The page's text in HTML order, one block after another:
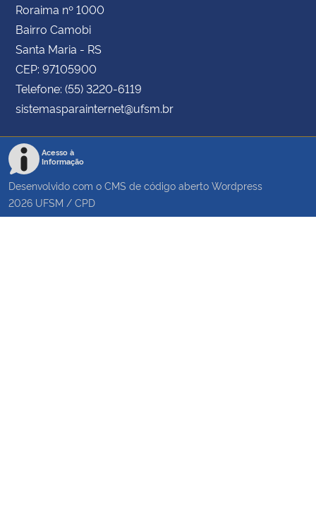
Roraima nº 1000
Bairro Camobi
Santa Maria - RS
CEP: 97105900
Telefone: (55) 3220-6119
sistemasparainternet@ufsm.br
Acesso à
Informação
Desenvolvido com o CMS de código aberto Wordpress
2026 UFSM / CPD